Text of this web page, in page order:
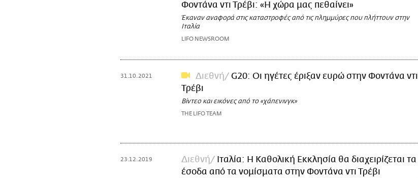
Φοντάνα ντι Τρέβι: «Η χώρα μας πεθαίνει»
Έκαναν αναφορά στις καταστροφές από τις πλημμύρες που πλήττουν στην
Ιταλία
LIFO NEWSROOM
31.10.2021 Διεθνή
G20: Οι ηγέτες έριξαν ευρώ στην Φοντάνα ντι
Τρέβι
Βίντεο και εικόνες από το «χάπενινγκ»
THE LIFO TEAM
23.12.2019 Διεθνή
Ιταλία: Η Καθολική Εκκλησία θα διαχειρίζεται τα
έσοδα από τα νομίσματα στην Φοντάνα ντι Τρέβι